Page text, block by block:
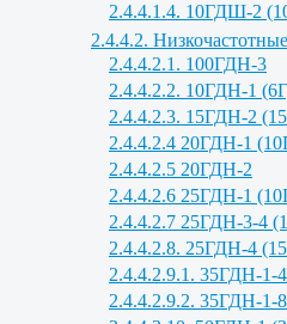
2.4.4.1.4. 10ГДШ-2
2.4.4.2. Низкочастотные
2.4.4.2.1. 100ГДН-3
2.4.4.2.2. 10ГДН-1
2.4.4.2.3. 15ГДН-2
2.4.4.2.4 20ГДН-1
2.4.4.2.5 20ГДН-2
2.4.4.2.6 25ГДН-1
2.4.4.2.7 25ГДН-3-4
2.4.4.2.8. 25ГДН-4
2.4.4.2.9.1. 35ГДН-1-
2.4.4.2.9.2. 35ГДН-1-